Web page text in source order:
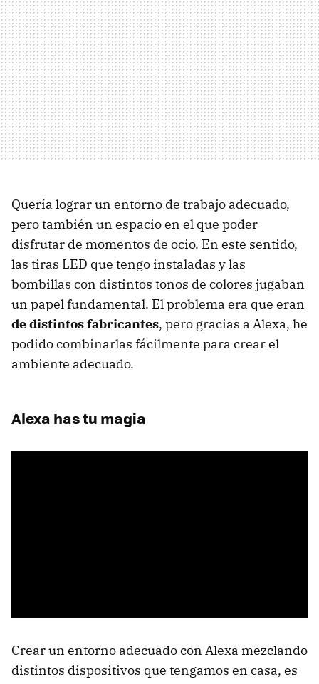
Quería lograr un entorno de trabajo adecuado,
pero también un espacio en el que poder
disfrutar de momentos de ocio. En este sentido,
las tiras LED que tengo instaladas y las
bombillas con distintos tonos de colores jugaban
un papel fundamental. El problema era que eran
de distintos fabricantes, pero gracias a Alexa, he
podido combinarlas fácilmente para crear el
ambiente adecuado.
Alexa has tu magia
Crear un entorno adecuado con Alexa mezclando
distintos dispositivos que tengamos en casa, es